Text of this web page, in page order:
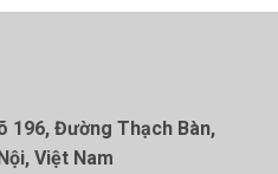
196, Đường Thạch Bàn,
Việt Nam